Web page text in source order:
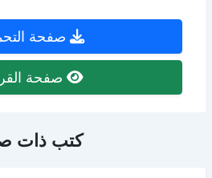
صفحة
صفحة
كتب ذات